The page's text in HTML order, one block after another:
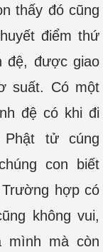
thấy đó cũng
điểm thứ
đệ, được giao
suất. Có một
đệ có khi đi
Phật tử cúng
con biết
hợp có
không vui,
mình mà còn